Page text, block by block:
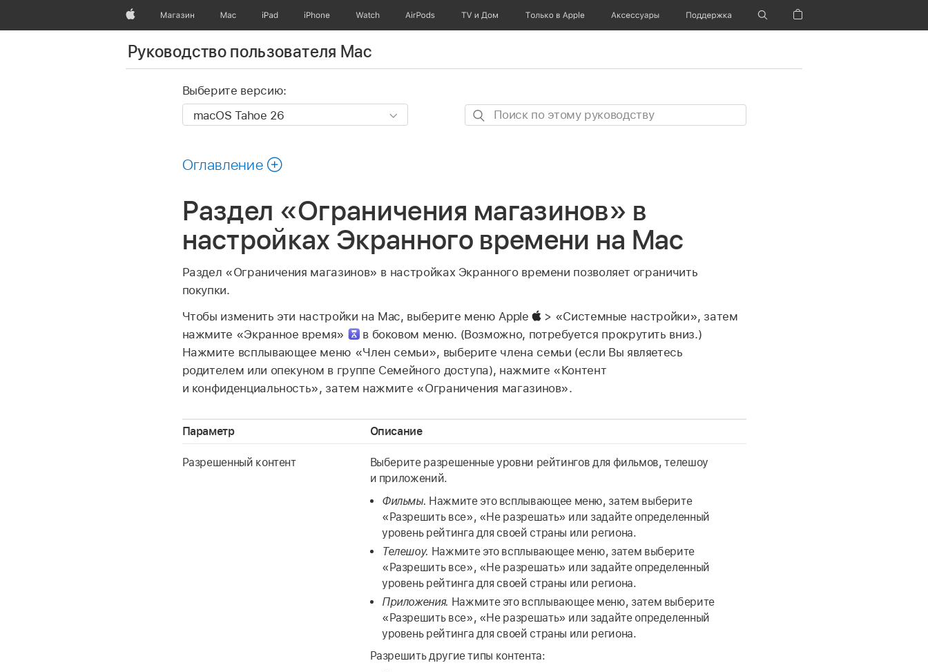
Apple Магазин Mac iPad iPhone Watch AirPods TV и Дом Только в Apple Аксессуары Поддержка Корзина
Руководство пользователя Mac
Выберите версию:
Поиск
Оглавление
Раздел «Ограничения магазинов» в
настройках Экранного времени на Mac
Раздел «Ограничения магазинов» в настройках Экранного времени позволяет ограничить
покупки.
Чтобы изменить эти настройки на Mac, выберите меню Apple
> «Системные настройки», затем
нажмите «Экранное время»
в боковом меню. (Возможно, потребуется прокрутить вниз.)
Нажмите всплывающее меню «Член семьи», выберите члена семьи (если Вы являетесь
родителем или опекуном в группе Семейного доступа), нажмите «Контент
и конфиденциальность», затем нажмите «Ограничения магазинов».
Параметр Описание
Разрешенный контент
Выберите разрешенные уровни рейтингов для фильмов, телешоу
и приложений.
Фильмы. Нажмите это всплывающее меню, затем выберите
«Разрешить все», «Не разрешать» или задайте определенный
уровень рейтинга для своей страны или региона.
Телешоу. Нажмите это всплывающее меню, затем выберите
«Разрешить все», «Не разрешать» или задайте определенный
уровень рейтинга для своей страны или региона.
Приложения. Нажмите это всплывающее меню, затем выберите
«Разрешить все», «Не разрешать» или задайте определенный
уровень рейтинга для своей страны или региона.
Разрешить другие типы контента: